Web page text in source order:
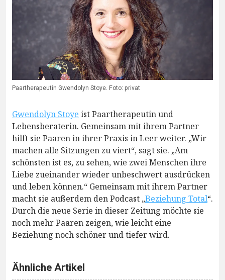
Paartherapeutin Gwendolyn Stoye. Foto: privat
Gwendolyn Stoye ist Paartherapeutin und
Lebensberaterin. Gemeinsam mit ihrem Partner
hilft sie Paaren in ihrer Praxis in Leer weiter. „Wir
machen alle Sitzungen zu viert“, sagt sie. „Am
schönsten ist es, zu sehen, wie zwei Menschen ihre
Liebe zueinander wieder unbeschwert ausdrücken
und leben können.“ Gemeinsam mit ihrem Partner
macht sie außerdem den Podcast „Beziehung Total“.
Durch die neue Serie in dieser Zeitung möchte sie
noch mehr Paaren zeigen, wie leicht eine
Beziehung noch schöner und tiefer wird.
Ähnliche Artikel